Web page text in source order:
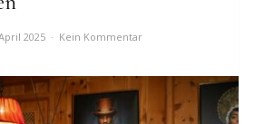
2025 Kein Kommentar